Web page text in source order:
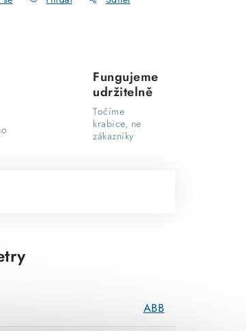
Fungujeme
udržitelně
Točíme
krabice, ne
zákazníky
ABB